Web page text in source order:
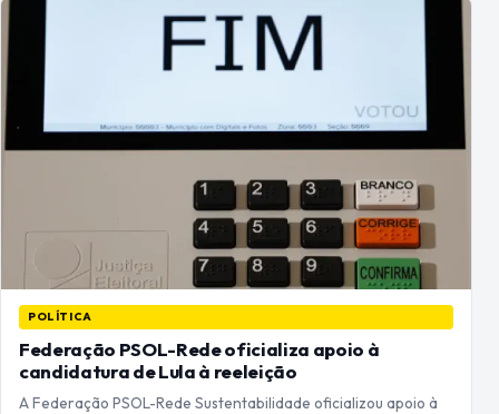
POLÍTICA
Federação PSOL-Rede oficializa apoio à
candidatura de Lula à reeleição
A Federação PSOL-Rede Sustentabilidade oficializou apoio à